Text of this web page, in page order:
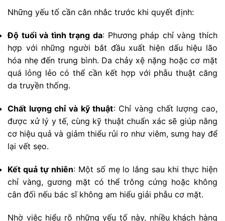
Những yếu tố cần cân nhắc trước khi quyết định:
Độ tuổi và tình trạng da: Phương pháp chỉ vàng thích
hợp với những người bắt đầu xuất hiện dấu hiệu lão
hóa nhẹ đến trung bình. Da chảy xệ nặng hoặc cơ mặt
quá lỏng lẻo có thể cần kết hợp với phẫu thuật căng
da truyền thống.
Chất lượng chỉ và kỹ thuật: Chỉ vàng chất lượng cao,
được xử lý y tế, cùng kỹ thuật chuẩn xác sẽ giúp nâng
cơ hiệu quả và giảm thiểu rủi ro như viêm, sưng hay để
lại vết sẹo.
Kết quả tự nhiên: Một số mẹ lo lắng sau khi thực hiện
chỉ vàng, gương mặt có thể trông cứng hoặc không
cân đối nếu bác sĩ không am hiểu giải phẫu cơ mặt.
Nhờ việc hiểu rõ những yếu tố này, nhiều khách hàng